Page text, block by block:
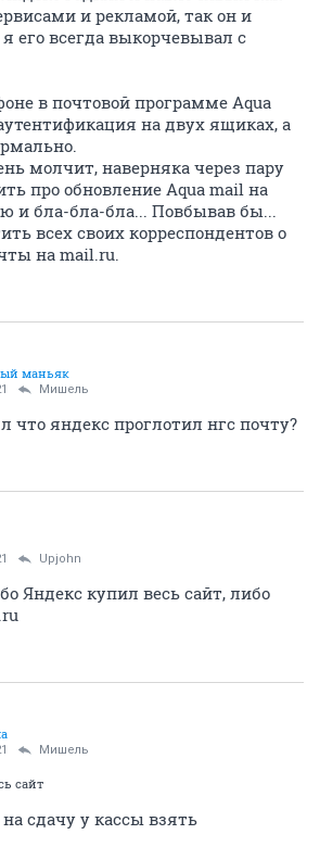
и рекламой, так он и
его всегда выкорчевывал с
в почтовой программе Aqua
на двух ящиках, а
молчит, наверняка через пару
про обновление Aqua mail на
и бла-бла-бла... Повбывав бы...
всех своих корреспондентов о
на mail.ru.
маньяк
Мишель
что яндекс проглотил нгс почту?
Upjohn
Яндекс купил весь сайт, либо
Мишель
сайт
сдачу у кассы взять